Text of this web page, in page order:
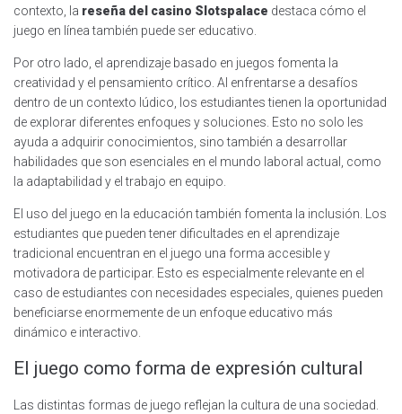
contexto, la reseña del casino Slotspalace destaca cómo el
juego en línea también puede ser educativo.
Por otro lado, el aprendizaje basado en juegos fomenta la
creatividad y el pensamiento crítico. Al enfrentarse a desafíos
dentro de un contexto lúdico, los estudiantes tienen la oportunidad
de explorar diferentes enfoques y soluciones. Esto no solo les
ayuda a adquirir conocimientos, sino también a desarrollar
habilidades que son esenciales en el mundo laboral actual, como
la adaptabilidad y el trabajo en equipo.
El uso del juego en la educación también fomenta la inclusión. Los
estudiantes que pueden tener dificultades en el aprendizaje
tradicional encuentran en el juego una forma accesible y
motivadora de participar. Esto es especialmente relevante en el
caso de estudiantes con necesidades especiales, quienes pueden
beneficiarse enormemente de un enfoque educativo más
dinámico e interactivo.
El juego como forma de expresión cultural
Las distintas formas de juego reflejan la cultura de una sociedad.